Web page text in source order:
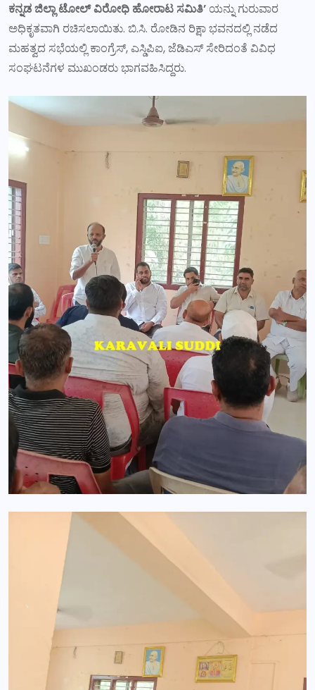
ಕನ್ನಡ ಜಿಲ್ಲಾ ಟೋಲ್ ವಿರೋಧಿ ಹೋರಾಟ ಸಮಿತಿ’ ಯನ್ನು ಗುರುವಾರ
ಅಧಿಕೃತವಾಗಿ ರಚಿಸಲಾಯಿತು. ಬಿ.ಸಿ. ರೋಡಿನ ರಿಕ್ಷಾ ಭವನದಲ್ಲಿ ನಡೆದ
ಮಹತ್ವದ ಸಭೆಯಲ್ಲಿ ಕಾಂಗ್ರೆಸ್, ಎಸ್ಡಿಪಿಐ, ಜೆಡಿಎಸ್ ಸೇರಿದಂತೆ ವಿವಿಧ
ಸಂಘಟನೆಗಳ ಮುಖಂಡರು ಭಾಗವಹಿಸಿದ್ದರು.